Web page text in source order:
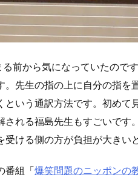
前から気になっていたので
。先生の指の上に自分の指を
いう通訳方法です。初めて
れる福島先生もすごいです
ける側の方が負担が大きい
番組「爆笑問題のニッポンの